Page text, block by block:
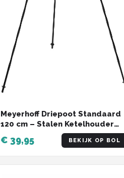
Meyerhoff Driepoot Standaard
120 cm – Stalen Ketelhouder
met Ketting – Opvouwbaar –
Voor Hongaarse Ketels &
Kampvuur Koken – Buiten
Kookstatief
€ 39,95 BEKIJK OP BOL